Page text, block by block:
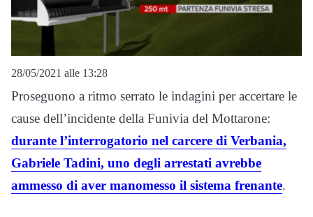
28/05/2021 alle 13:28
Proseguono a ritmo serrato le indagini per accertare le
cause dell’incidente della Funivia del Mottarone:
durante l’interrogatorio nel carcere di Verbania,
Gabriele Tadini, uno degli arrestati avrebbe
ammesso di aver manomesso il sistema frenante.